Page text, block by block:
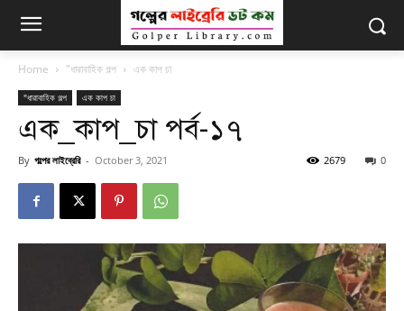
Home "ধারাবাহিক গল্প এক কাপ চা
"ধারাবাহিক গল্প এক কাপ চা
এক_কাপ_চা পর্ব-১৭
By গল্পের লাইব্রেরি - October 3, 2021 0
2679